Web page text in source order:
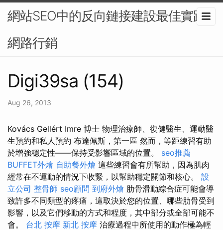
網站SEO中的反向鏈接建設最佳實踐-
網路行銷
Digi39sa (154)
Aug 26, 2013
Kovács Gellért Imre 博士 物理治療師、復健醫生、運動醫
生預約和私人預約 布達佩斯，第一區 然而，等距練習有助
於增強穩定性——保持受影響區域的位置。 seo推薦
BUFFET外燴 自助餐外燴 這些練習會有所幫助，因為肌肉
經常在不運動的情況下收緊，以幫助穩定關節和核心。 設
立公司 整骨師 seo顧問 到府外燴 肋骨滑動綜合症可能會導
致許多不同類型的疼痛，這取決於您的位置、哪些肋骨受到
影響，以及它們移動的方式和程度，其中部分或全部可能不
會。 台北 按摩 新北 按摩 治療過程中所使用的動作極為輕